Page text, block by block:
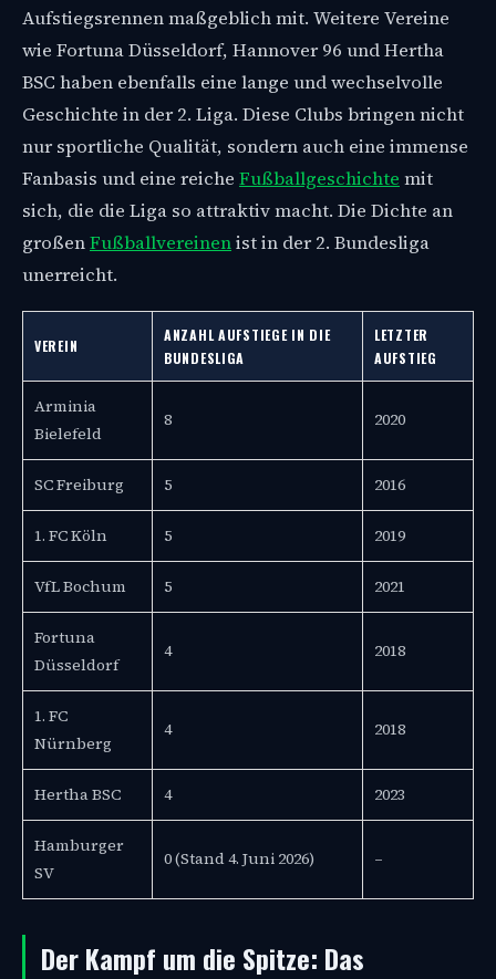
Aufstiegsrennen maßgeblich mit. Weitere Vereine
wie Fortuna Düsseldorf, Hannover 96 und Hertha
BSC haben ebenfalls eine lange und wechselvolle
Geschichte in der 2. Liga. Diese Clubs bringen nicht
nur sportliche Qualität, sondern auch eine immense
Fanbasis und eine reiche Fußballgeschichte mit
sich, die die Liga so attraktiv macht. Die Dichte an
großenFußballvereinenist in der 2. Bundesliga
unerreicht.
VEREIN
ANZAHL AUFSTIEGE IN DIE
BUNDESLIGA
LETZTER
AUFSTIEG
Arminia
Bielefeld
8 2020
SC Freiburg 5 2016
1. FC Köln 5 2019
VfL Bochum 5 2021
Fortuna
Düsseldorf
4 2018
1. FC
Nürnberg
4 2018
Hertha BSC 4 2023
Hamburger
SV
0 (Stand 4. Juni 2026) –
Der Kampf um die Spitze: Das